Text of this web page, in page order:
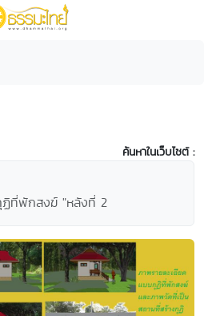
ค้นหาในเว็บไซต์ :
ที่พักสงฆ์ "หลังที่ 2